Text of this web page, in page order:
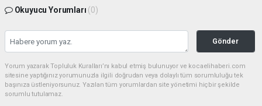
Okuyucu Yorumları (0)
Gönder
Yorum yazarak Topluluk Kuralları’nı kabul etmiş bulunuyor ve kocaelihaberi.com
sitesine yaptığınız yorumunuzla ilgili doğrudan veya dolaylı tüm sorumluluğu tek
başınıza üstleniyorsunuz. Yazılan tüm yorumlardan site yönetimi hiçbir şekilde
sorumlu tutulamaz.